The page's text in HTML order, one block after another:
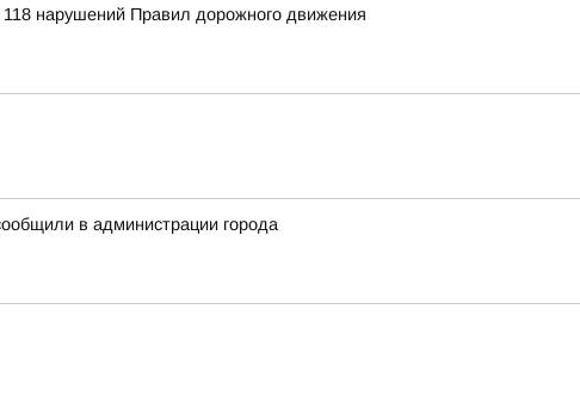
118 нарушений Правил дорожного движения
в администрации города